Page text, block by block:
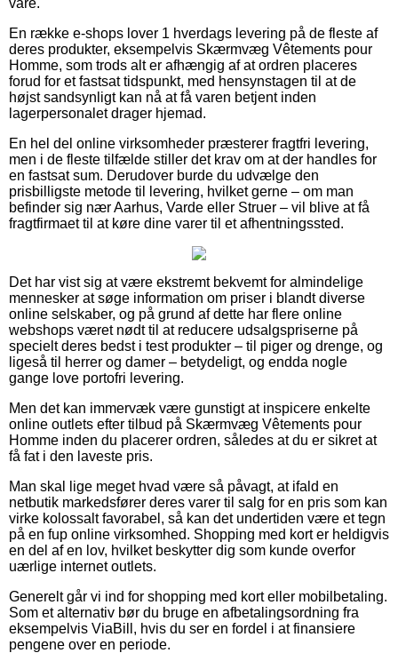
En række e-shops lover 1 hverdags levering på de fleste af
deres produkter, eksempelvis Skærmvæg Vêtements pour
Homme, som trods alt er afhængig af at ordren placeres
forud for et fastsat tidspunkt, med hensynstagen til at de
højst sandsynligt kan nå at få varen betjent inden
lagerpersonalet drager hjemad.
En hel del online virksomheder præsterer fragtfri levering,
men i de fleste tilfælde stiller det krav om at der handles for
en fastsat sum. Derudover burde du udvælge den
prisbilligste metode til levering, hvilket gerne – om man
befinder sig nær Aarhus, Varde eller Struer – vil blive at få
fragtfirmaet til at køre dine varer til et afhentningssted.
Det har vist sig at være ekstremt bekvemt for almindelige
mennesker at søge information om priser i blandt diverse
online selskaber, og på grund af dette har flere online
webshops været nødt til at reducere udsalgspriserne på
specielt deres bedst i test produkter – til piger og drenge, og
ligeså til herrer og damer – betydeligt, og endda nogle
gange love portofri levering.
Men det kan immervæk være gunstigt at inspicere enkelte
online outlets efter tilbud på Skærmvæg Vêtements pour
Homme inden du placerer ordren, således at du er sikret at
få fat i den laveste pris.
Man skal lige meget hvad være så påvagt, at ifald en
netbutik markedsfører deres varer til salg for en pris som kan
virke kolossalt favorabel, så kan det undertiden være et tegn
på en fup online virksomhed. Shopping med kort er heldigvis
en del af en lov, hvilket beskytter dig som kunde overfor
uærlige internet outlets.
Generelt går vi ind for shopping med kort eller mobilbetaling.
Som et alternativ bør du bruge en afbetalingsordning fra
eksempelvis ViaBill, hvis du ser en fordel i at finansiere
pengene over en periode.